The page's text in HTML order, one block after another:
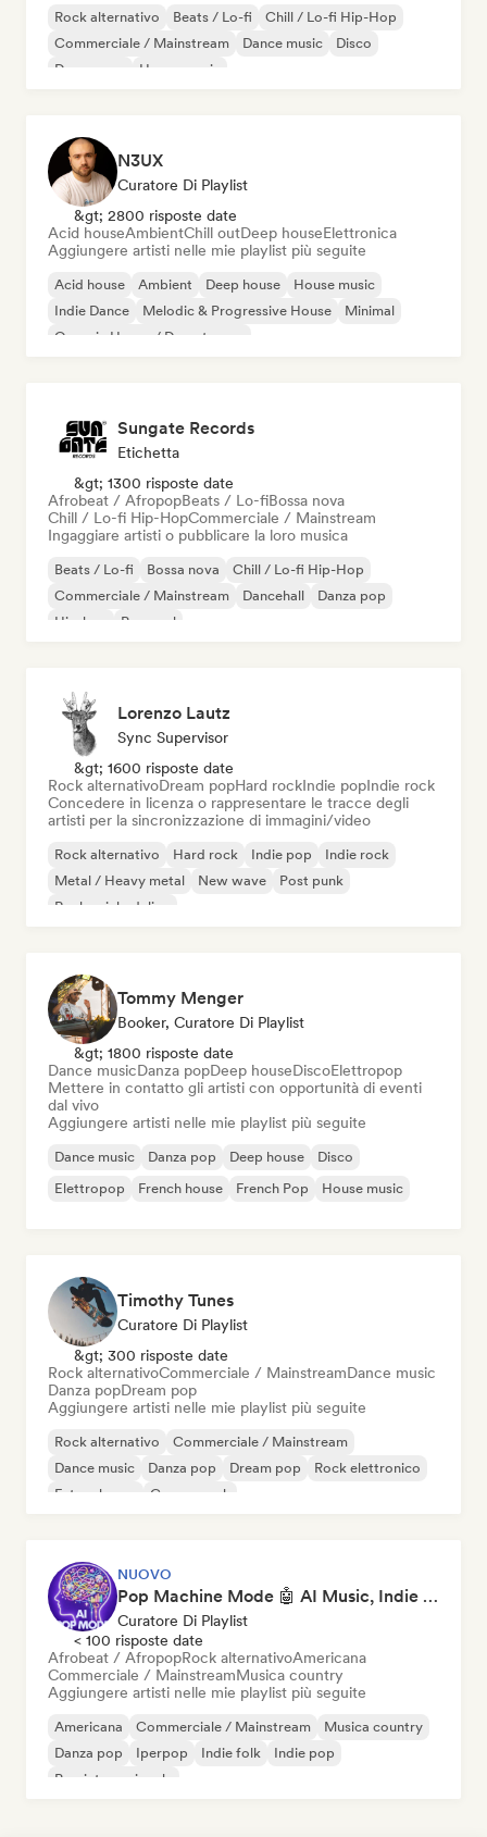
Rock alternativo Beats / Lo-fi
Chill / Lo-fi Hip-Hop
Commerciale / Mainstream
Dance music
Disco
Dream pop
House music
N3UX
Curatore Di Playlist
&gt; 2800 risposte date
Acid houseAmbientChill outDeep houseElettronica
Aggiungere artisti nelle mie playlist più seguite
Acid house Ambient Deep house
House music
Indie Dance
Melodic & Progressive House
Minimal
Organic House / Downtempo
Sungate Records
Etichetta
&gt; 1300 risposte date
Afrobeat / AfropopBeats / Lo-fiBossa nova
Chill / Lo-fi Hip-HopCommerciale / Mainstream
Ingaggiare artisti o pubblicare la loro musica
Beats / Lo-fi Bossa nova
Chill / Lo-fi Hip-Hop
Commerciale / Mainstream
Dancehall
Danza pop
Hip-hop
Pop soul
Lorenzo Lautz
Sync Supervisor
&gt; 1600 risposte date
Rock alternativoDream popHard rockIndie popIndie rock
Concedere in licenza o rappresentare le tracce degli
artisti per la sincronizzazione di immagini/video
Rock alternativo Hard rock Indie pop
Indie rock
Metal / Heavy metal
New wave
Post punk
Rock psichedelico
Tommy Menger
Booker, Curatore Di Playlist
&gt; 1800 risposte date
Dance musicDanza popDeep houseDiscoElettropop
Mettere in contatto gli artisti con opportunità di eventi
dal vivo
Aggiungere artisti nelle mie playlist più seguite
Dance music Danza pop Deep house
Disco
Elettropop
French house French Pop House music
Timothy Tunes
Curatore Di Playlist
&gt; 300 risposte date
Rock alternativoCommerciale / MainstreamDance music
Danza popDream pop
Aggiungere artisti nelle mie playlist più seguite
Rock alternativo
Commerciale / Mainstream
Dance music
Danza pop Dream pop
Rock elettronico
Future house
Garage rock
NUOVO
Pop Machine Mode 🤖 AI Music, Indie Pop & Dream Pop
Curatore Di Playlist
< 100 risposte date
Afrobeat / AfropopRock alternativoAmericana
Commerciale / MainstreamMusica country
Aggiungere artisti nelle mie playlist più seguite
Americana Commerciale / Mainstream
Musica country
Danza pop
Iperpop Indie folk
Indie pop
Pop internazionale